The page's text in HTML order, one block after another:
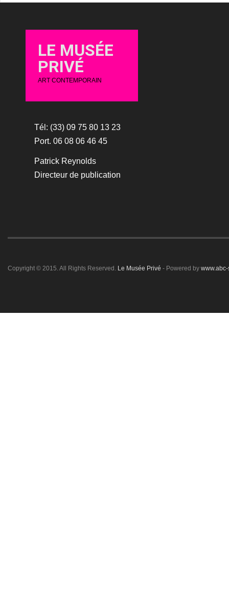
LE MUSÉE
PRIVÉ
ART CONTEMPORAIN
Tél: (33) 09 75 80 13 23
Port. 06 08 06 46 45
Patrick Reynolds
Directeur de publication
Copyright © 2015. All Rights Reserved. Le Musée Privé - Powered by